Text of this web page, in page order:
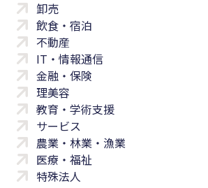
卸売
飲食・宿泊
不動産
IT・情報通信
金融・保険
理美容
教育・学術支援
サービス
農業・林業・漁業
医療・福祉
特殊法人